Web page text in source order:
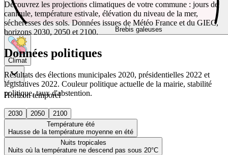
Brebis galeuses
Climat
Horizon temporel
2030 2050
2100
Température été
Hausse de la température moyenne en été
Nuits tropicales
Nuits où la température ne descend pas sous 20°C
Découvrez les projections climatiques de votre commune : jours de
canicule, température estivale, élévation du niveau de la mer,
sécheresses des sols. Données issues de Météo France et du GIEC,
horizons 2030, 2050 et 2100.
Données politiques
Résultats des élections municipales 2020, présidentielles 2022 et
législatives 2022. Couleur politique actuelle de la mairie, stabilité
politique, taux d'abstention.